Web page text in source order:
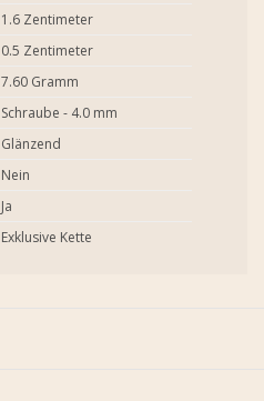
1.6 Zentimeter
0.5 Zentimeter
7.60 Gramm
Schraube - 4.0 mm
Glänzend
Nein
Ja
Exklusive Kette